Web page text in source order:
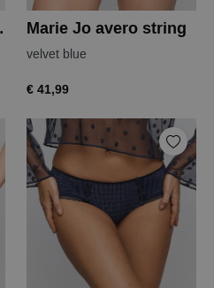
Marie Jo avero string
velvet blue
€ 41,99